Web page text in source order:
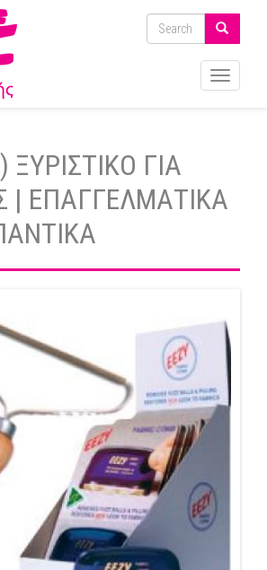
ΞΥΡΙΣΤΙΚΟ ΓΙΑ
| ΕΠΑΓΓΕΛΜΑΤΙΚΑ
Toggle